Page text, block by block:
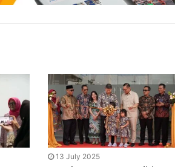
13 July 2025